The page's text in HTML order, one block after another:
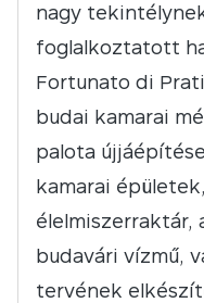
nagy
foglalkoztatott
Fortunato di
budai kamarai
palota
kamarai
élelmiszerraktár,
budavári vízmű,
tervének